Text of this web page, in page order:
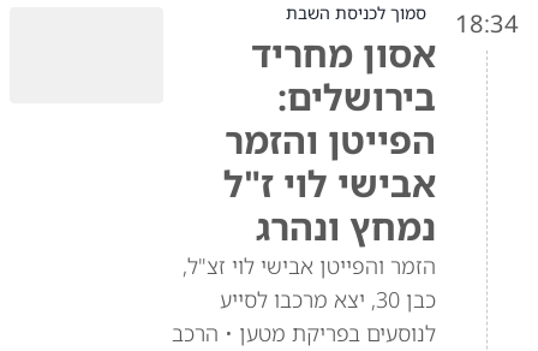
18:34 סמוך לכניסת השבת
אסון מחריד
בירושלים:
הפייטן והזמר
אבישי לוי ז"ל
נמחץ ונהרג
הזמר והפייטן אבישי לוי זצ"ל,
כבן 30, יצא מרכבו לסייע
לנוסעים בפריקת מטען • הרכב